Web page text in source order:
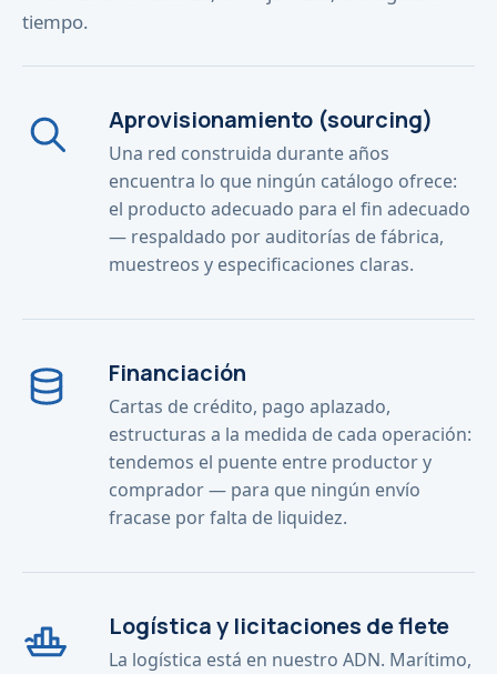
tiempo.
Aprovisionamiento (sourcing)
Una red construida durante años
encuentra lo que ningún catálogo ofrece:
el producto adecuado para el fin adecuado
— respaldado por auditorías de fábrica,
muestreos y especificaciones claras.
Financiación
Cartas de crédito, pago aplazado,
estructuras a la medida de cada operación:
tendemos el puente entre productor y
comprador — para que ningún envío
fracase por falta de liquidez.
Logística y licitaciones de flete
La logística está en nuestro ADN. Marítimo,